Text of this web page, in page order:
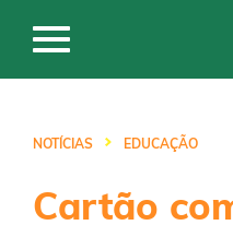
NOTÍCIAS EDUCAÇÃO
Cartão